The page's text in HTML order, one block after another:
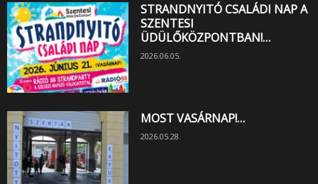
STRANDNYITÓ CSALÁDI NAP A
SZENTESI
ÜDÜLŐKÖZPONTBAN!…
2026.06.05.
MOST VASÁRNAP!…
2026.05.28.